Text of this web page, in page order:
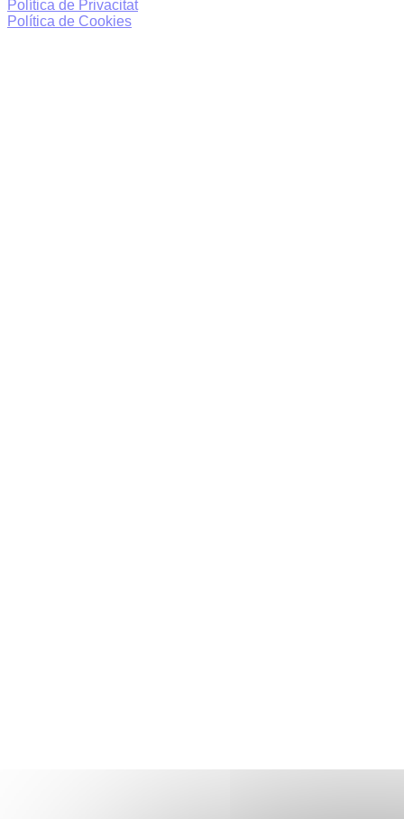
Política de Privacitat
Política de Cookies